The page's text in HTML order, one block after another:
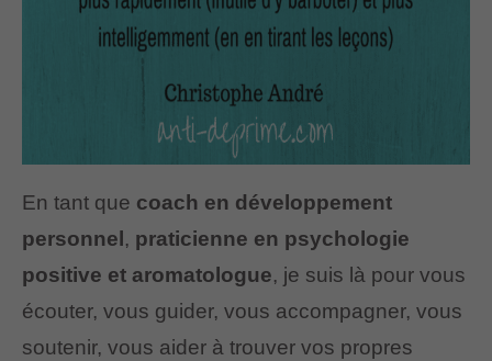
En tant que coach en développement
personnel , praticienne en psychologie
positive et aromatologue, je suis là pour vous
écouter, vous guider, vous accompagner, vous
soutenir, vous aider à trouver vos propres